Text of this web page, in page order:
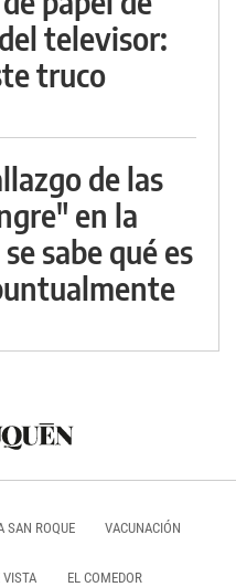
televisor:
truco
de las
en la
sabe qué es
SAN ROQUE VACUNACIÓN
VISTA EL COMEDOR